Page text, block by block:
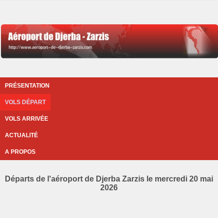
PRÉSENTATION
VOLS DÉPART
VOLS ARRIVÉE
ACTUALITÉ
A PROPOS
Départs de l'aéroport de Djerba Zarzis le mercredi 20 mai
2026